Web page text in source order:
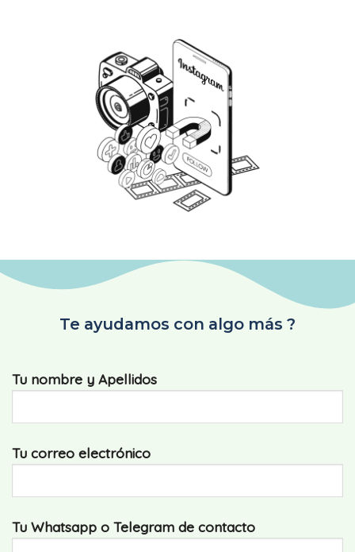
Te ayudamos con algo más ?
Tu nombre y Apellidos
Tu correo electrónico
Tu Whatsapp o Telegram de contacto